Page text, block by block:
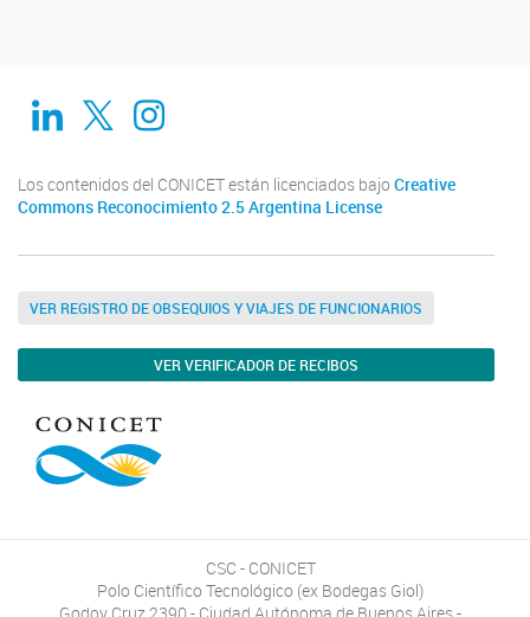
Linkedin
TwitterInstagram
Los contenidos del CONICET están licenciados bajo Creative
Commons Reconocimiento 2.5 Argentina License
VER REGISTRO DE OBSEQUIOS Y VIAJES DE FUNCIONARIOS
VER VERIFICADOR DE RECIBOS
CSC - CONICET
Polo Científico Tecnológico (ex Bodegas Giol)